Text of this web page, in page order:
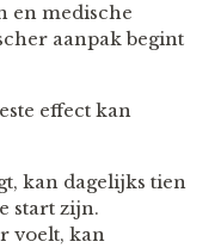
en medische
aanpak begint
effect kan
kan dagelijks tien
start zijn.
voelt, kan